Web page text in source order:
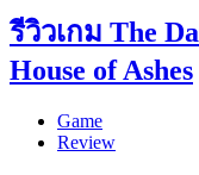
รีวิวเกม The
House of Ashes
Game
Review